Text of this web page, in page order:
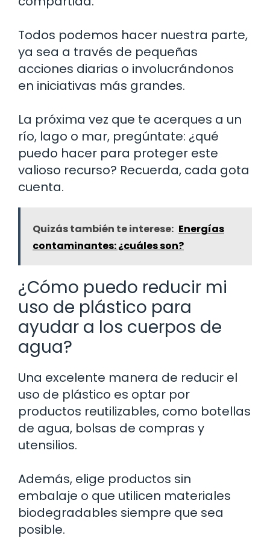
Todos podemos hacer nuestra parte,
ya sea a través de pequeñas
acciones diarias o involucrándonos
en iniciativas más grandes.
La próxima vez que te acerques a un
río, lago o mar, pregúntate: ¿qué
puedo hacer para proteger este
valioso recurso? Recuerda, cada gota
cuenta.
Quizás también te interese: Energías
contaminantes: ¿cuáles son?
¿Cómo puedo reducir mi
uso de plástico para
ayudar a los cuerpos de
agua?
Una excelente manera de reducir el
uso de plástico es optar por
productos reutilizables, como botellas
de agua, bolsas de compras y
utensilios.
Además, elige productos sin
embalaje o que utilicen materiales
biodegradables siempre que sea
posible.